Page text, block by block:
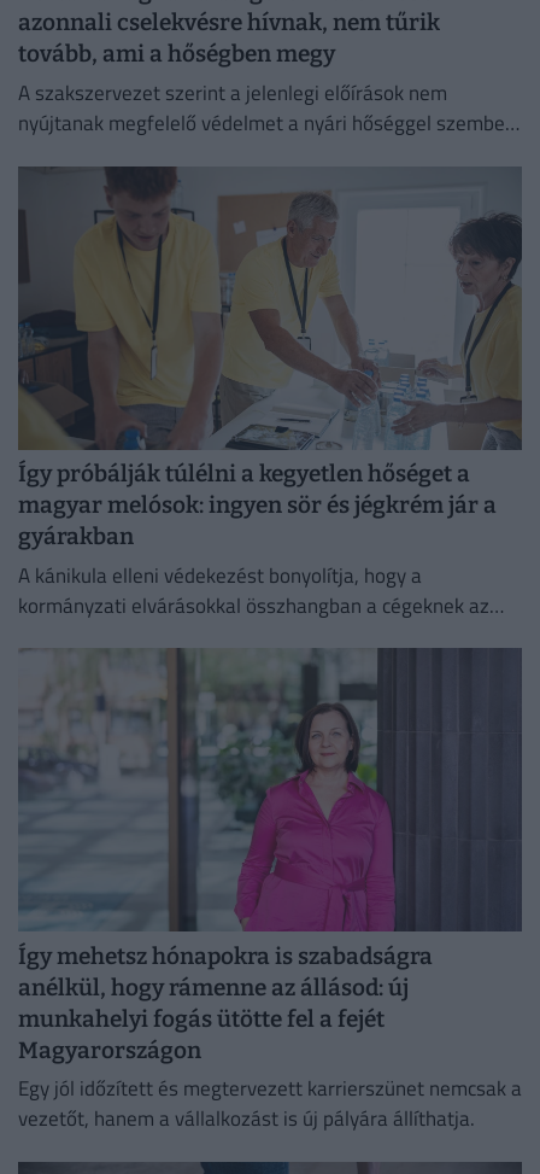
azonnali cselekvésre hívnak, nem tűrik
tovább, ami a hőségben megy
A szakszervezet szerint a jelenlegi előírások nem
nyújtanak megfelelő védelmet a nyári hőséggel szemben,
védelmében.
Így próbálják túlélni a kegyetlen hőséget a
magyar melósok: ingyen sör és jégkrém jár a
gyárakban
A kánikula elleni védekezést bonyolítja, hogy a
kormányzati elvárásokkal összhangban a cégeknek az
Így mehetsz hónapokra is szabadságra
anélkül, hogy rámenne az állásod: új
munkahelyi fogás ütötte fel a fejét
Magyarországon
Egy jól időzített és megtervezett karrierszünet nemcsak a
vezetőt, hanem a vállalkozást is új pályára állíthatja.